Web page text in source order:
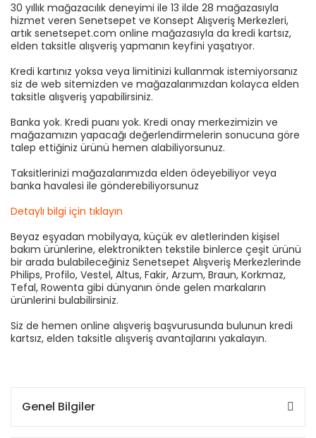
30 yıllık mağazacılık deneyimi ile 13 ilde 28 mağazasıyla
hizmet veren Senetsepet ve Konsept Alışveriş Merkezleri,
artık senetsepet.com online mağazasıyla da kredi kartsız,
elden taksitle alışveriş yapmanın keyfini yaşatıyor.
Kredi kartınız yoksa veya limitinizi kullanmak istemiyorsanız
siz de web sitemizden ve mağazalarımızdan kolayca elden
taksitle alışveriş yapabilirsiniz.
Banka yok. Kredi puanı yok. Kredi onay merkezimizin ve
mağazamızın yapacağı değerlendirmelerin sonucuna göre
talep ettiğiniz ürünü hemen alabiliyorsunuz.
Taksitlerinizi mağazalarımızda elden ödeyebiliyor veya
banka havalesi ile gönderebiliyorsunuz
Detaylı bilgi için tıklayın
Beyaz eşyadan mobilyaya, küçük ev aletlerinden kişisel
bakım ürünlerine, elektronikten tekstile binlerce çeşit ürünü
bir arada bulabileceğiniz Senetsepet Alışveriş Merkezlerinde
Philips, Profilo, Vestel, Altus, Fakir, Arzum, Braun, Korkmaz,
Tefal, Rowenta gibi dünyanın önde gelen markaların
ürünlerini bulabilirsiniz.
Siz de hemen online alışveriş başvurusunda bulunun kredi
kartsız, elden taksitle alışveriş avantajlarını yakalayın.
Genel Bilgiler